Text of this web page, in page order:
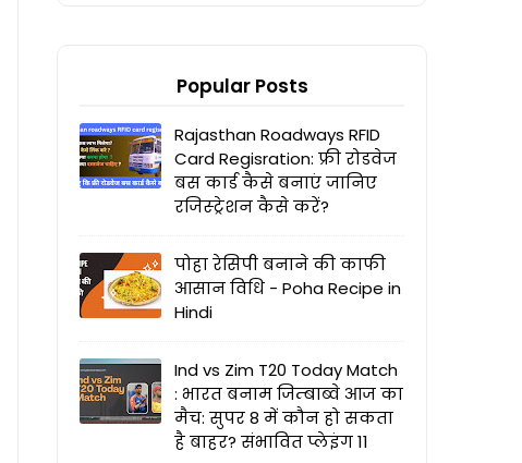
Popular Posts
Rajasthan Roadways RFID
Card Regisration: फ्री रोडवेज
बस कार्ड कैसे बनाएं जानिए
रजिस्ट्रेशन कैसे करें?
पोहा रेसिपी बनाने की काफी
आसान विधि - Poha Recipe in
Hindi
Ind vs Zim T20 Today Match
: भारत बनाम जिम्बाब्वे आज का
मैच: सुपर 8 में कौन हो सकता
है बाहर? संभावित प्लेइंग 11